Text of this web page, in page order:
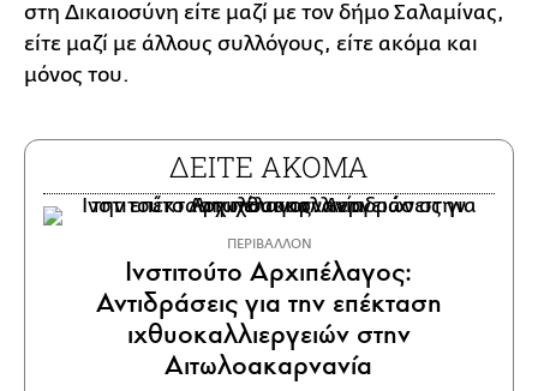
στη Δικαιοσύνη είτε μαζί με τον δήμο Σαλαμίνας,
είτε μαζί με άλλους συλλόγους, είτε ακόμα και
μόνος του.
ΔΕΙΤΕ ΑΚΟΜΑ
ΠΕΡΙΒΑΛΛΟΝ
Ινστιτούτο Αρχιπέλαγος:
Αντιδράσεις για την επέκταση
ιχθυοκαλλιεργειών στην
Αιτωλοακαρνανία